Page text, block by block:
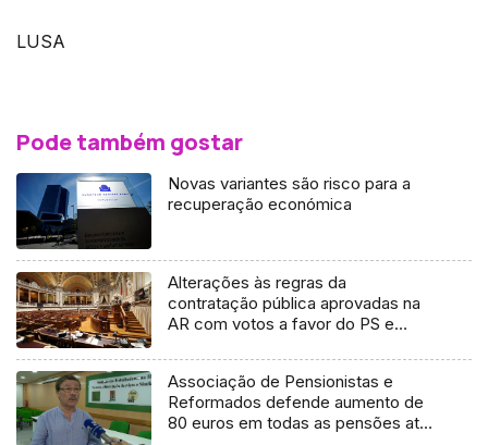
LUSA
Pode também gostar
Novas variantes são risco para a
recuperação económica
Alterações às regras da
contratação pública aprovadas na
AR com votos a favor do PS e
Associação de Pensionistas e
Reformados defende aumento de
80 euros em todas as pensões até